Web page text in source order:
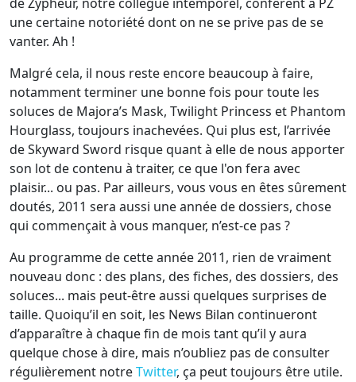
une certaine notoriété dont on ne se prive pas de se
vanter. Ah !
Malgré cela, il nous reste encore beaucoup à faire,
notamment terminer une bonne fois pour toute les
soluces de Majora’s Mask, Twilight Princess et Phantom
Hourglass, toujours inachevées. Qui plus est, l’arrivée
de Skyward Sword risque quant à elle de nous apporter
son lot de contenu à traiter, ce que l'on fera avec
plaisir... ou pas. Par ailleurs, vous vous en êtes sûrement
doutés, 2011 sera aussi une année de dossiers, chose
qui commençait à vous manquer, n’est-ce pas ?
Au programme de cette année 2011, rien de vraiment
nouveau donc : des plans, des fiches, des dossiers, des
soluces... mais peut-être aussi quelques surprises de
taille. Quoiqu’il en soit, les News Bilan continueront
d’apparaître à chaque fin de mois tant qu’il y aura
quelque chose à dire, mais n’oubliez pas de consulter
régulièrement notreTwitter, ça peut toujours être utile.